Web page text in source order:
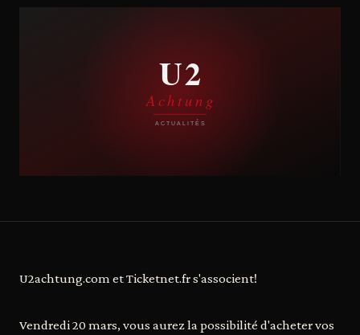
U2achtung.com et Ticketnet.fr s'associent!
Vendredi 20 mars, vous aurez la possibilité d'acheter vos